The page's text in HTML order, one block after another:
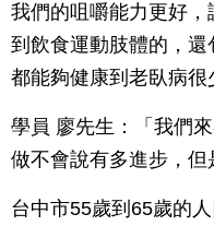
我們的咀嚼能力更好
到飲食運動肢體的，
都能夠健康到老臥病很
學員 廖先生：「我們
做不會說有多進步，但
台中市55歲到65歲的